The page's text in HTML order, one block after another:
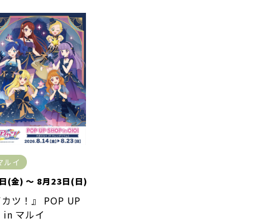
ルイ
(金) ～ 8月23日(日)
ツ！』 POP UP
in マルイ